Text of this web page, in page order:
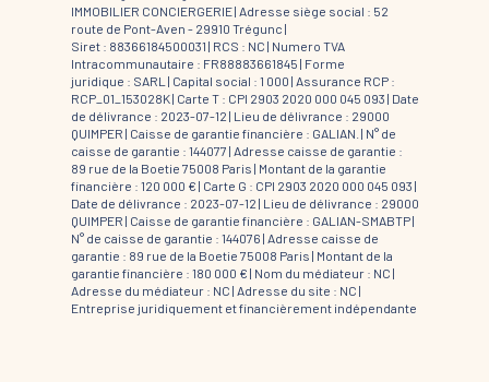
IMMOBILIER CONCIERGERIE | Adresse siège social : 52
route de Pont-Aven - 29910 Trégunc |
Siret : 88366184500031 | RCS : NC | Numero TVA
Intracommunautaire : FR88883661845 | Forme
juridique : SARL | Capital social : 1 000 | Assurance RCP :
RCP_01_153028K | Carte T : CPI 2903 2020 000 045 093 | Date
de délivrance : 2023-07-12 | Lieu de délivrance : 29000
QUIMPER | Caisse de garantie financière : GALIAN. | N° de
caisse de garantie : 144077 | Adresse caisse de garantie :
89 rue de la Boetie 75008 Paris | Montant de la garantie
financière : 120 000 € | Carte G : CPI 2903 2020 000 045 093 |
Date de délivrance : 2023-07-12 | Lieu de délivrance : 29000
QUIMPER | Caisse de garantie financière : GALIAN-SMABTP |
N° de caisse de garantie : 144076 | Adresse caisse de
garantie : 89 rue de la Boetie 75008 Paris | Montant de la
garantie financière : 180 000 € | Nom du médiateur : NC |
Adresse du médiateur : NC | Adresse du site : NC |
Entreprise juridiquement et financièrement indépendante